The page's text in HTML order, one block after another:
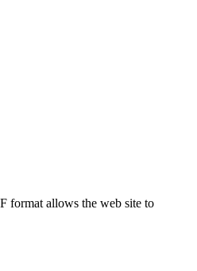
format allows the web site to